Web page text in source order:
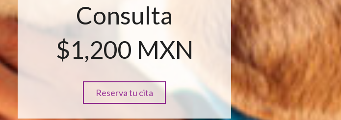
Consulta
$1,200 MXN
Reserva tu cita